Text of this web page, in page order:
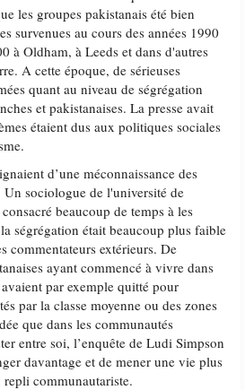
les groupes pakistanais été bien
survenues au cours des années 1990
à Oldham, à Leeds et dans d'autres
A cette époque, de sérieuses
quant au niveau de ségrégation
et pakistanaises. La presse avait
étaient dus aux politiques sociales
d’une méconnaissance des
sociologue de l'université de
beaucoup de temps à les
ségrégation était beaucoup plus faible
commentateurs extérieurs. De
ayant commencé à vivre dans
par exemple quitté pour
par la classe moyenne ou des zones
que dans les communautés
entre soi, l’enquête de Ludi Simpson
davantage et de mener une vie plus
communautariste.